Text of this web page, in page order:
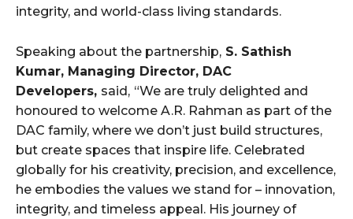
integrity, and world-class living standards.
Speaking about the partnership, S. Sathish
Kumar, Managing Director, DAC
Developers, said, “We are truly delighted and
honoured to welcome A.R. Rahman as part of the
DAC family, where we don’t just build structures,
but create spaces that inspire life. Celebrated
globally for his creativity, precision, and excellence,
he embodies the values we stand for – innovation,
integrity, and timeless appeal. His journey of